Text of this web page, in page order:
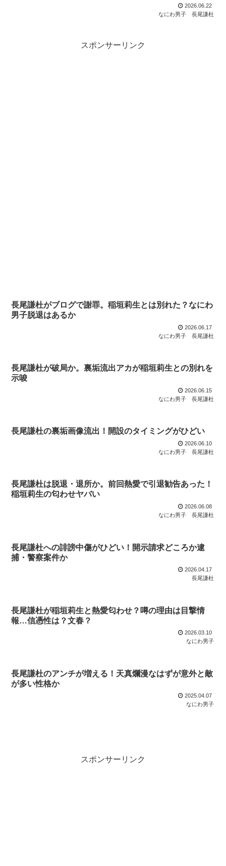
2026.06.22
なにわ男子
長尾謙杜
スポンサーリンク
長尾謙杜がブログで謝罪。稲垣莉生とは別れた？なにわ
男子脱退はあるか
2026.06.17
なにわ男子
長尾謙杜
長尾謙杜が破局か。裏垢流出アカが稲垣莉生との別れを
示唆
2026.06.15
なにわ男子
長尾謙杜
長尾謙杜の裏垢画像流出！開設のタイミングがひどい
2026.06.10
なにわ男子
長尾謙杜
長尾謙杜は脱退・退所か。前回熱愛で引退勧告あった！
稲垣莉生の匂わせヤバい
2026.06.08
なにわ男子
長尾謙杜
長尾謙杜への誹謗中傷がひどい！開示請求どころか逮
捕・警察案件か
2026.04.17
長尾謙杜
長尾謙杜が稲垣莉生と熱愛匂わせ？噂の理由は目撃情
報…信憑性は？文春？
2026.03.10
なにわ男子
長尾謙杜のアンチが増える！天真爛漫なはずが意外と敵
が多い性格か
2025.04.07
なにわ男子
スポンサーリンク